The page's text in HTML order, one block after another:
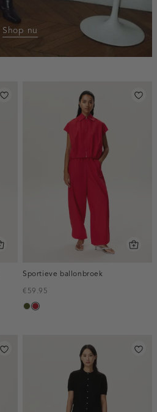
Shop nu
Sportieve ballonbroek
€59.95
groen,
donkerrood